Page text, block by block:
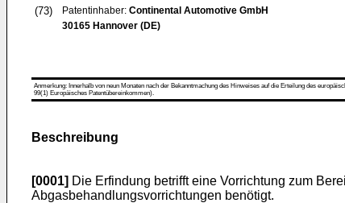
(73) Patentinhaber: Continental Automotive GmbH
30165 Hannover (DE)
Anmerkung: Innerhalb von neun Monaten nach der Bekanntmachung des Hinweises auf die Erteilung des
99(1) Europäisches Patentübereinkommen).
Beschreibung
[0001] Die Erfindung betrifft eine Vorrichtung zum
Abgasbehandlungsvorrichtungen benötigt.